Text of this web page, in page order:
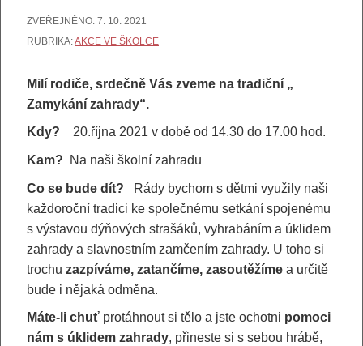
ZVEŘEJNĚNO: 7. 10. 2021
RUBRIKA:AKCE VE ŠKOLCE
Milí rodiče, srdečně Vás zveme na tradiční „
Zamykání zahrady“.
Kdy? 20.října 2021 v době od 14.30 do 17.00 hod.
Kam? Na naši školní zahradu
Co se bude dít? Rády bychom s dětmi využily naši
každoroční tradici ke společnému setkání spojenému
s výstavou dýňových strašáků, vyhrabáním a úklidem
zahrady a slavnostním zamčením zahrady. U toho si
trochu zazpíváme, zatančíme, zasoutěžíme a určitě
bude i nějaká odměna.
Máte-li chuť protáhnout si tělo a jste ochotni pomoci
nám s úklidem zahrady, přineste si s sebou hrábě,